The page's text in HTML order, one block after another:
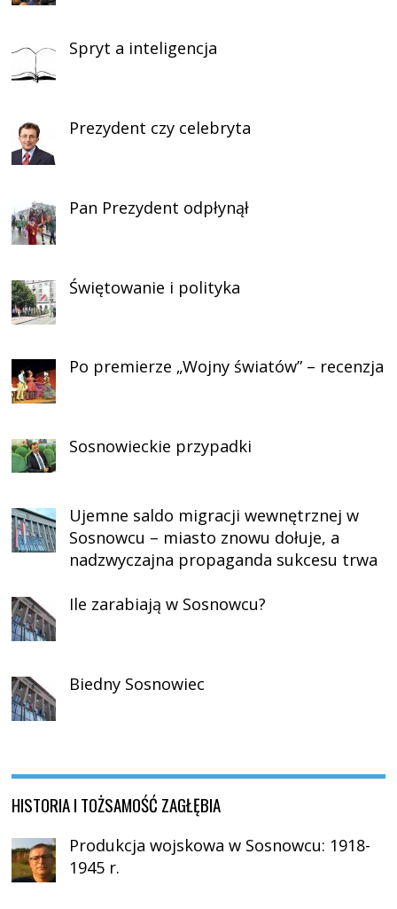
Spryt a inteligencja
Prezydent czy celebryta
Pan Prezydent odpłynął
Świętowanie i polityka
Po premierze „Wojny światów” – recenzja
Sosnowieckie przypadki
Ujemne saldo migracji wewnętrznej w
Sosnowcu – miasto znowu dołuje, a
nadzwyczajna propaganda sukcesu trwa
Ile zarabiają w Sosnowcu?
Biedny Sosnowiec
HISTORIA I TOŻSAMOŚĆ ZAGŁĘBIA
Produkcja wojskowa w Sosnowcu: 1918-
1945 r.